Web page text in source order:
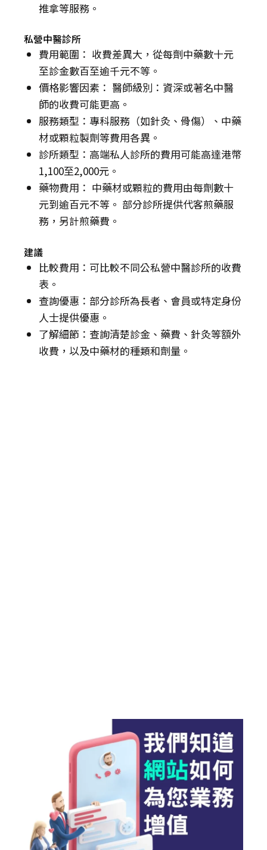
推拿等服務。
私營中醫診所
費用範圍： 收費差異大，從每劑中藥數十元
至診金數百至逾千元不等。
價格影響因素： 醫師級別：資深或著名中醫
師的收費可能更高。
服務類型：專科服務（如針灸、骨傷）、中藥
材或顆粒製劑等費用各異。
診所類型：高端私人診所的費用可能高達港幣
1,100至2,000元。
藥物費用： 中藥材或顆粒的費用由每劑數十
元到逾百元不等。 部分診所提供代客煎藥服
務，另計煎藥費。
建議
比較費用：可比較不同公私營中醫診所的收費
表。
查詢優惠：部分診所為長者、會員或特定身份
人士提供優惠。
了解細節：查詢清楚診金、藥費、針灸等額外
收費，以及中藥材的種類和劑量。